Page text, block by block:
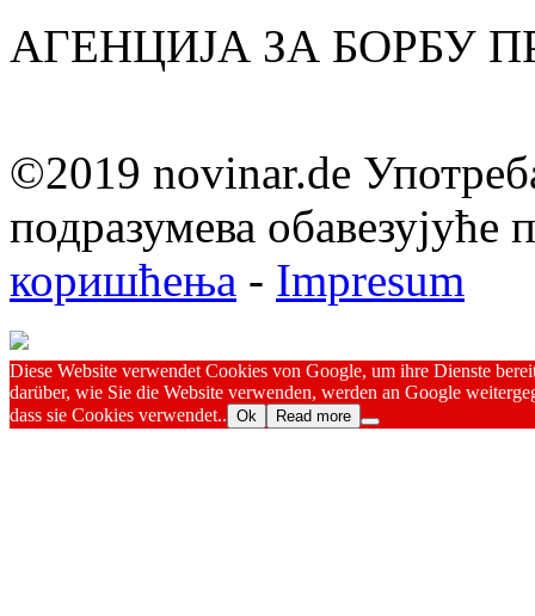
АГЕНЦИЈА ЗА БОРБУ
©2019 novinar.de
подразумева обавезујуће
коришћења - Impresum
Diese Website verwendet Cookies von Google, um ihre Dienste
darüber, wie Sie die Website verwenden, werden an Google
dass sie Cookies verwendet.. Ok Read more